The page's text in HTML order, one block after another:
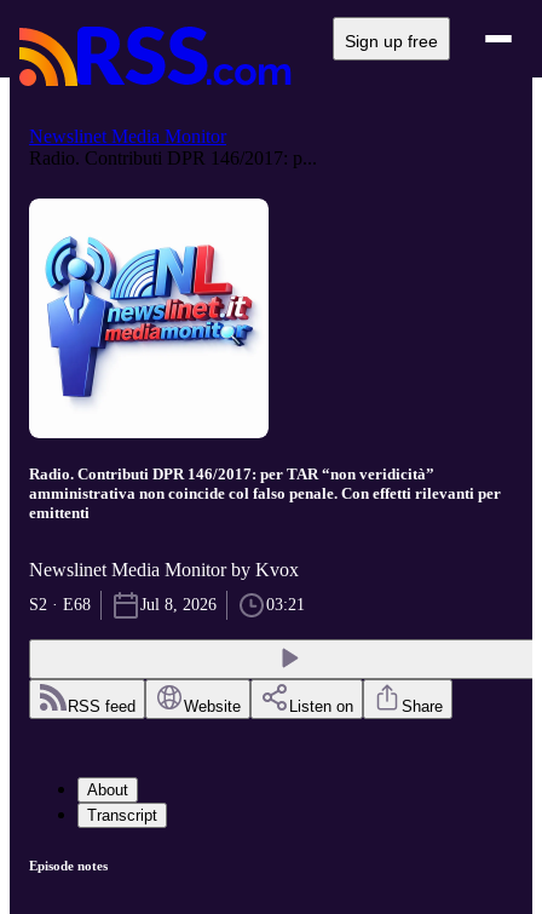
Sign up free
Newslinet Media Monitor
Radio. Contributi DPR 146/2017: p...
Radio. Contributi DPR 146/2017: per TAR “non veridicità”
amministrativa non coincide col falso penale. Con effetti rilevanti per
emittenti
Newslinet Media Monitor by Kvox
S2 · E68 Jul 8, 2026 03:21
RSS feed Website Listen on Share
About
Transcript
Episode notes